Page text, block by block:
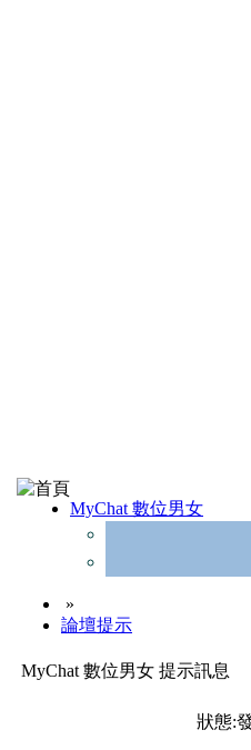
MyChat 數位男女
»
論壇提示
MyChat 數位男女 提示訊息
狀態: